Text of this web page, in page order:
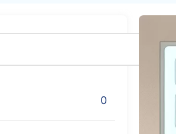
0